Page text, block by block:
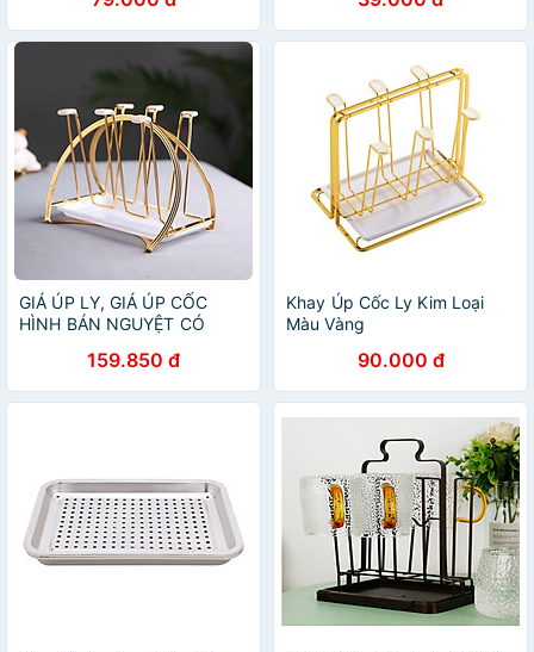
Lợi Đa Năng - HÀNG CHÍNH
HÃNG MINIIN
GIÁ ÚP LY, GIÁ ÚP CỐC
HÌNH BÁN NGUYỆT CÓ
159.850 đ
Khay Úp Cốc Ly Kim Loại
Màu Vàng
90.000 đ